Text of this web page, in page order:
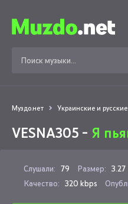
Муздо.нет Украинские и
VESNA305 - Я
Слушали: 79 Размер: 3.27
Качество: 320 kbps